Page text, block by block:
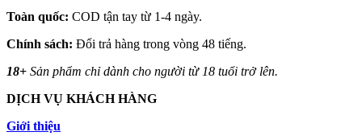
Toàn quốc: COD tận tay từ 1-4 ngày.
Chính sách: Đổi trả hàng trong vòng 48 tiếng.
18+ Sản phẩm chỉ dành cho người từ 18 tuổi trở lên.
DỊCH VỤ KHÁCH HÀNG
Giới thiệu